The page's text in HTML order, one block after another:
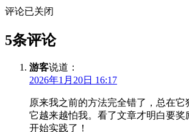
评论已关闭
5条评论
游客说道：
2026年1月20日 16:17
原来我之前的方法完全错了，总在它
它越来越怕我。看了文章才明白要奖
开始实践了！